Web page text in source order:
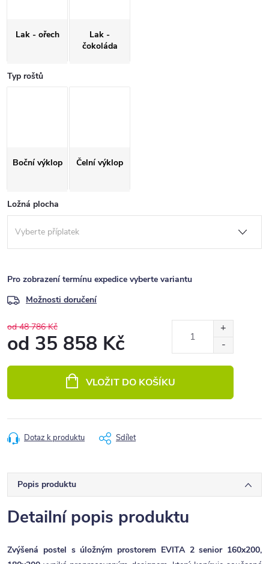
Lak - ořech
Lak -
čokoláda
Typ roštů
Boční výklop Čelní výklop
Ložná plocha
Pro zobrazení termínu expedice vyberte variantu
Možnosti doručení
od 48 786 Kč
od 35 858 Kč
VLOŽIT DO KOŠÍKU
Dotaz k produktu Sdílet
Popis produktu
Detailní popis produktu
Zvýšená postel s úložným prostorem EVITA 2 senior 160x200,